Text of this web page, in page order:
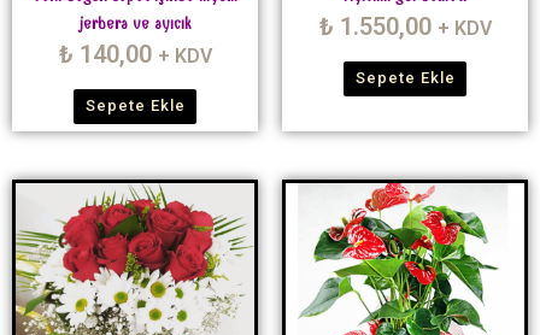
jerbera ve ayıcık
₺ 140,00 + KDV
Sepete Ekle
₺ 1.550,00 + KDV
Sepete Ekle